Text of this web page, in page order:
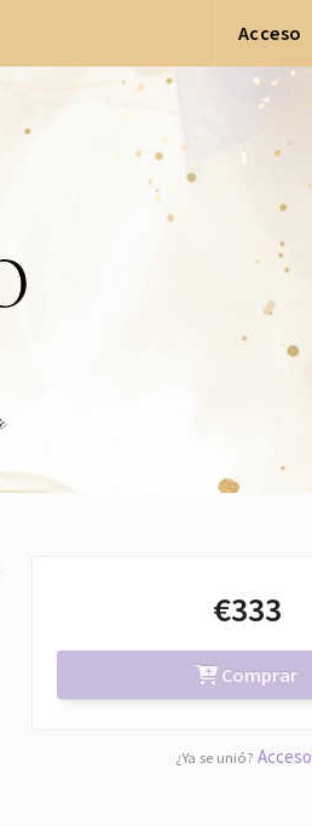
Acceso
€333
Comprar
¿Ya se unió? Acceso